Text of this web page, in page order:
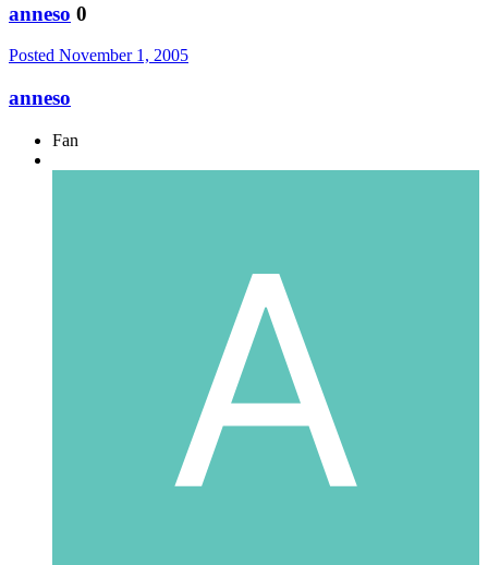
anneso 0
Posted November 1, 2005
anneso
Fan